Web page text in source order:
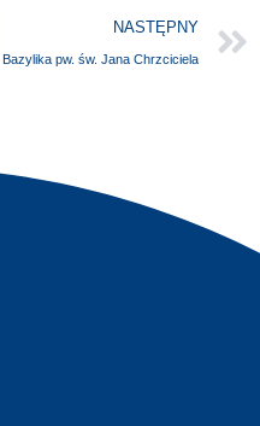
NASTĘPNY
Bazylika pw. św. Jana Chrzciciela